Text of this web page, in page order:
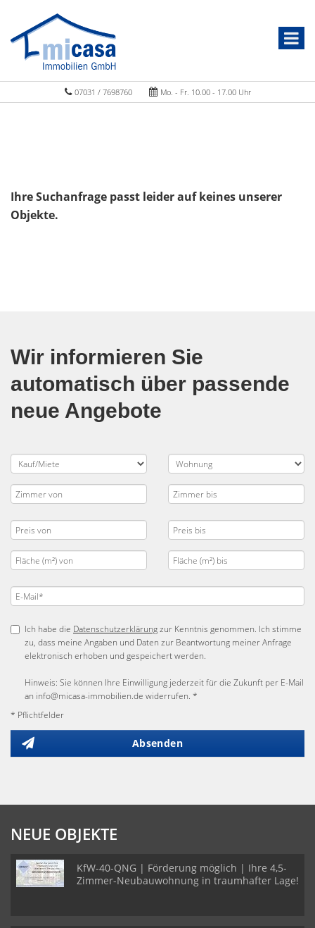
07031 / 7698760 Mo. - Fr. 10.00 - 17.00 Uhr
Ihre Suchanfrage passt leider auf keines unserer
Objekte.
Wir informieren Sie
automatisch über passende
neue Angebote
Ich habe die Datenschutzerklärungzur Kenntnis genommen. Ich stimme
zu, dass meine Angaben und Daten zur Beantwortung meiner Anfrage
elektronisch erhoben und gespeichert werden.
Hinweis: Sie können Ihre Einwilligung jederzeit für die Zukunft per E-Mail
an info@micasa-immobilien.de widerrufen. *
* Pflichtfelder
Absenden
NEUE OBJEKTE
KfW-40-QNG | Förderung möglich | Ihre 4,5-
Zimmer-Neubauwohnung in traumhafter Lage!